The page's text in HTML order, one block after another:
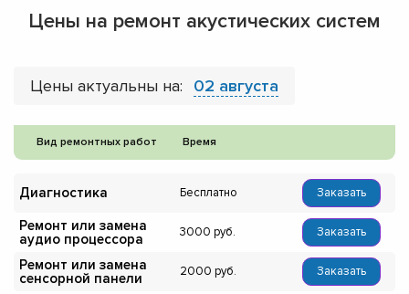
Цены на ремонт акустических систем
Цены актуальны на: 02 августа
Вид ремонтных работ Время
Диагностика Бесплатно Заказать
Ремонт или замена
аудио процессора
3000 Заказать
Ремонт или замена
сенсорной панели
2000 Заказать